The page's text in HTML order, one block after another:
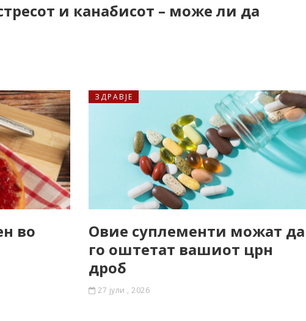
и канабисот – може ли да
во
ЗДРАВЈЕ
Oвие суплементи можат да
го оштетат вашиот црн
дроб
27 јули , 2026